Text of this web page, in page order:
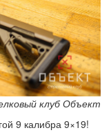
клуб Объект
9 калибра 9×19!